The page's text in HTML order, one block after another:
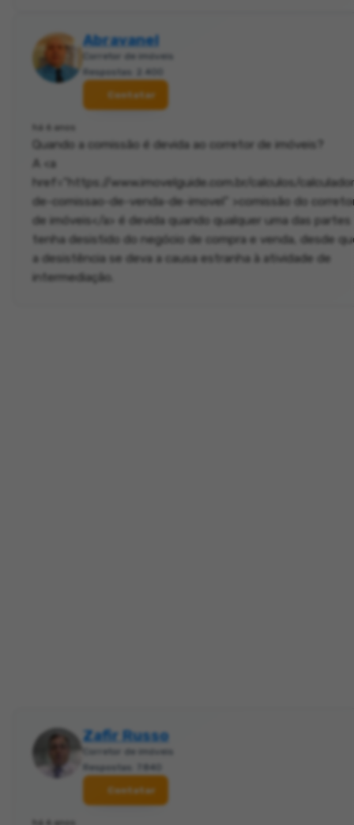
Abravanel
Corretor de imóveis
Respostas: 2.400
Contatar
há 6 anos
Quando a comissão é devida ao corretor de imóveis?
​A <a
href="https://www.imovelguide.com.br/calculos/
de-comissao-de-venda-de-imovel" >comissão do
de imóveis</a> é devida quando qualquer uma das partes
tenha desistido do negócio de compra e venda, desde
a desistência se deva a causa estranha à atividade de
intermediação.
Zafir Russo
Corretor de imóveis
Respostas: 7.840
Contatar
há 6 anos